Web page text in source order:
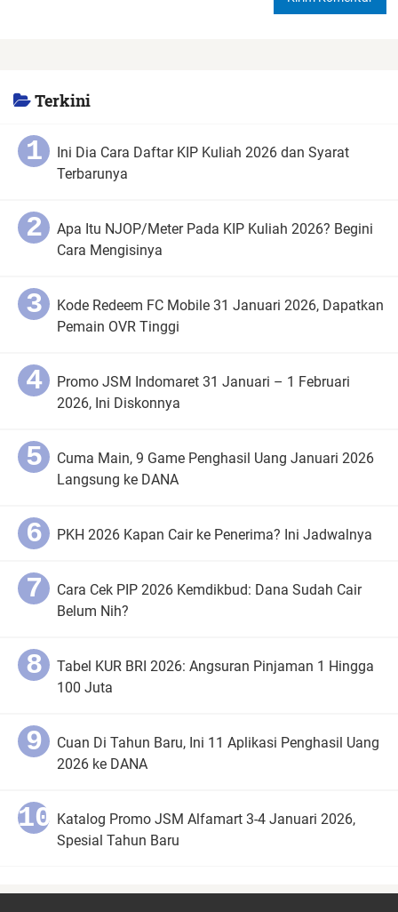
Terkini
Ini Dia Cara Daftar KIP Kuliah 2026 dan Syarat
Terbarunya
Apa Itu NJOP/Meter Pada KIP Kuliah 2026? Begini
Cara Mengisinya
Kode Redeem FC Mobile 31 Januari 2026, Dapatkan
Pemain OVR Tinggi
Promo JSM Indomaret 31 Januari – 1 Februari
2026, Ini Diskonnya
Cuma Main, 9 Game Penghasil Uang Januari 2026
Langsung ke DANA
PKH 2026 Kapan Cair ke Penerima? Ini Jadwalnya
Cara Cek PIP 2026 Kemdikbud: Dana Sudah Cair
Belum Nih?
Tabel KUR BRI 2026: Angsuran Pinjaman 1 Hingga
100 Juta
Cuan Di Tahun Baru, Ini 11 Aplikasi Penghasil Uang
2026 ke DANA
Katalog Promo JSM Alfamart 3-4 Januari 2026,
Spesial Tahun Baru